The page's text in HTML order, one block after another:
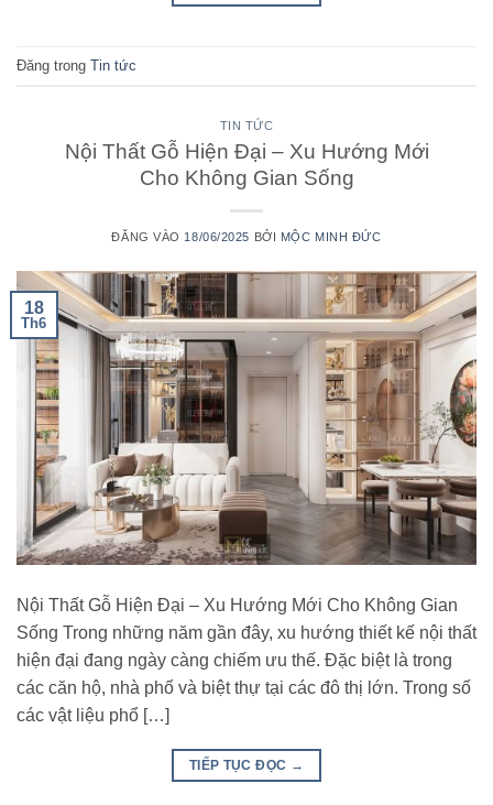
Đăng trong Tin tức
TIN TỨC
Nội Thất Gỗ Hiện Đại – Xu Hướng Mới
Cho Không Gian Sống
ĐĂNG VÀO 18/06/2025 BỞI MỘC MINH ĐỨC
18
Th6
Nội Thất Gỗ Hiện Đại – Xu Hướng Mới Cho Không Gian
Sống Trong những năm gần đây, xu hướng thiết kế nội thất
hiện đại đang ngày càng chiếm ưu thế. Đặc biệt là trong
các căn hộ, nhà phố và biệt thự tại các đô thị lớn. Trong số
các vật liệu phổ […]
TIẾP TỤC ĐỌC →